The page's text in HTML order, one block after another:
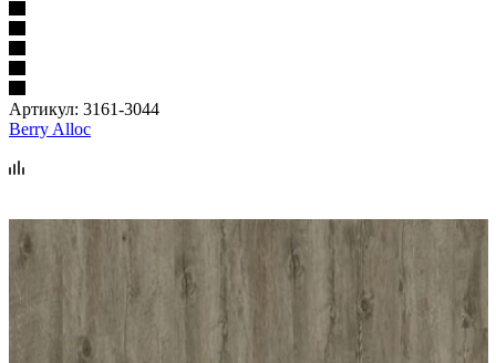
Артикул: 3161-3044
Berry Alloc